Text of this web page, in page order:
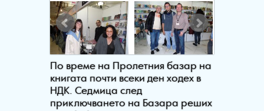
По време на Пролетния базар на
книгата почти всеки ден ходех в
НДК. Седмица след
приключването на Базара реших